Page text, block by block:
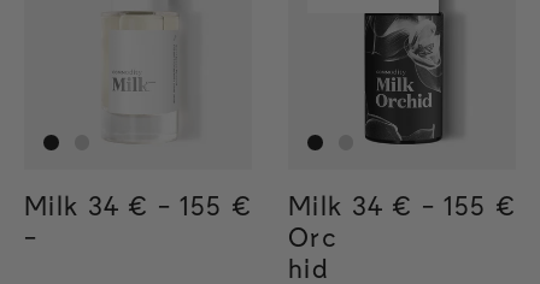
Milk
-
Regular price
34 € - 155 €
Regular price
155€
Regular price
34€
Milk
Orc
hid
Regular price
34 € - 155 €
155€
34€